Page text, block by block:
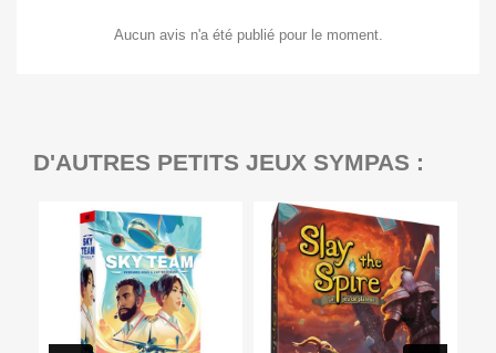
Aucun avis n'a été publié pour le moment.
D'AUTRES PETITS JEUX SYMPAS :